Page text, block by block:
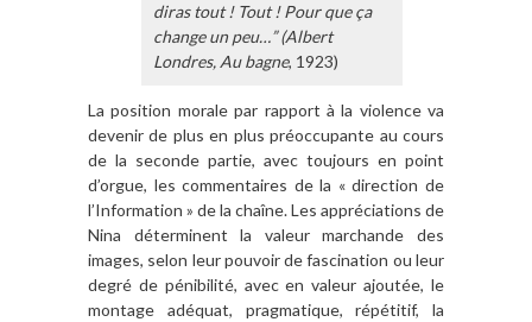
diras tout ! Tout ! Pour que ça
change un peu…” (Albert
Londres, Au bagne, 1923)
La position morale par rapport à la violence va
devenir de plus en plus préoccupante au cours
de la seconde partie, avec toujours en point
d’orgue, les commentaires de la « direction de
l’Information » de la chaîne. Les appréciations de
Nina déterminent la valeur marchande des
images, selon leur pouvoir de fascination ou leur
degré de pénibilité, avec en valeur ajoutée, le
montage adéquat, pragmatique, répétitif, la